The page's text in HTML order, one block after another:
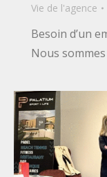
Vie de l'agence
Besoin d’un
Nous